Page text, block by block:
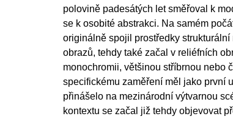
polovině padesátých let směřoval k
se k osobité abstrakci. Na samém
originálně spojil prostředky
obrazů, tehdy také začal v reliéfních
monochromii, většinou stříbrnou nebo
specifickému zaměření měl jako první
přinášelo na mezinárodní výtvarnou
kontextu se začal již tehdy objevovat